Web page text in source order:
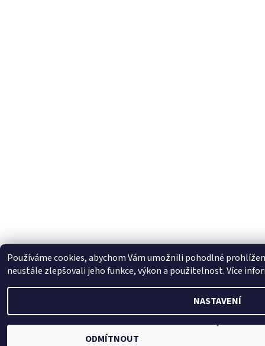
Používáme cookies, abychom Vám umožnili pohodlné
neustále zlepšovali jeho funkce, výkon a použitelnost. Více
NASTAVENÍ
ODMÍTNOUT